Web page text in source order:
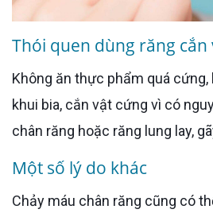
Thói quen dùng răng cắn
Không ăn thực phẩm quá cứng, không dùng răng
khui bia, cắn vật cứng vì có
chân răng hoặc răng lung lay,
Một số lý do khác
Chảy máu chân răng cũng có thể đến từ một số lý do